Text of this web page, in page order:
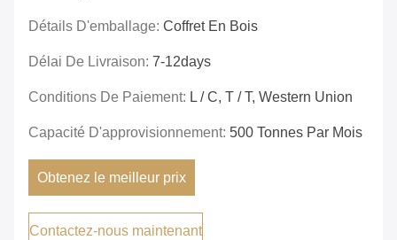
Détails D'emballage: Coffret En Bois
Délai De Livraison: 7-12days
Conditions De Paiement: L / C, T / T, Western Union
Capacité D'approvisionnement: 500 Tonnes Par Mois
Obtenez le meilleur prix
Contactez-nous maintenant